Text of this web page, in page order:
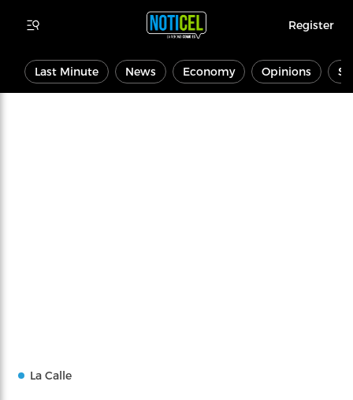
Register
Last Minute News Economy Opinions
La Calle